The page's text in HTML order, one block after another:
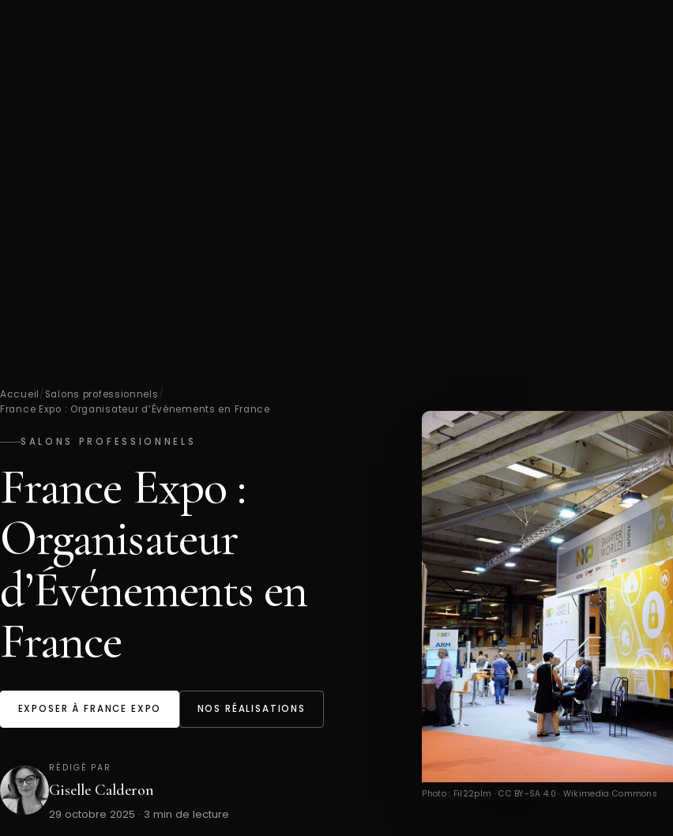
Accueil/ Salons professionnels/
France Expo : Organisateur d’Événements en France
SALONS PROFESSIONNELS
France Expo :
Organisateur
d’Événements en
France
EXPOSER À FRANCE EXPO NOS RÉALISATIONS
RÉDIGÉ PAR
Giselle Calderon
29 octobre 2025 · 3 min de lecture
Photo : Fil22plm · CC BY-SA 4.0 · Wikimedia Commons